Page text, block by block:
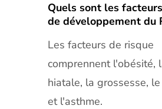
Quels sont les
de développement du
Les facteurs de risque
comprennent l'obésité,
hiatale, la grossesse,
et l'asthme.